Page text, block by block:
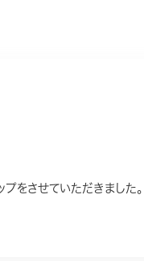
をさせていただきました。